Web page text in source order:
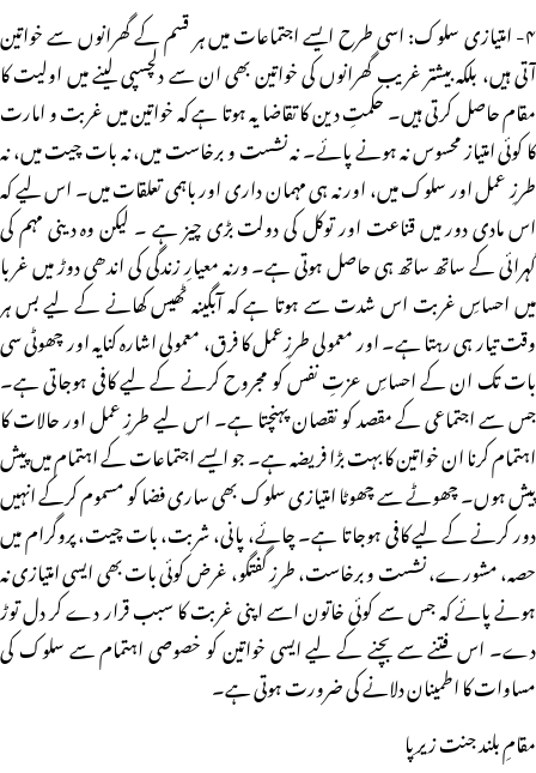
۴- امتیازی سلوک: اسی طرح ایسے اجتماعات میں ہر قسم کے گھرانوں سے خواتین
آتی ہیں، بلکہ بیشتر غریب گھرانوں کی خواتین بھی ان سے دلچسپی لینے میں اولیت کا
مقام حاصل کرتی ہیں۔ حکمتِ دین کا تقاضا یہ ہوتا ہے کہ خواتین میں غربت و امارت
کا کوئی امتیاز محسوس نہ ہونے پائے۔ نہ نشست و برخاست میں، نہ بات چیت میں، نہ
طرزِ عمل اور سلوک میں، اور نہ ہی مہمان داری اور باہمی تعلقات میں۔ اس لیے کہ
اس مادی دور میں قناعت اور توکل کی دولت بڑی چیز ہے ۔ لیکن وہ دینی مہم کی
گہرائی کے ساتھ ساتھ ہی حاصل ہوتی ہے۔ ورنہ معیارِ زندگی کی اندھی دوڑ میں غربا
میں احساسِ غربت اس شدت سے ہوتا ہے کہ آبگینہ ٹھیس کھانے کے لیے بس ہر
وقت تیار ہی رہتا ہے۔ اور معمولی طرزِعمل کا فرق، معمولی اشارہ کنایہ اور چھوٹی سی
بات تک ان کے احساسِ عزتِ نفس کو مجروح کرنے کے لیے کافی ہوجاتی ہے۔
جس سے اجتماعی کے مقصد کو نقصان پہنچتا ہے۔ اس لیے طرزِ عمل اور حالات کا
اہتمام کرنا ان خواتین کا بہت بڑا فریضہ ہے۔ جو ایسے اجتماعات کے اہتمام میں پیش
پیش ہوں۔ چھوٹے سے چھوٹا امتیازی سلوک بھی ساری فضا کو مسموم کرکے انہیں
دور کرنے کے لیے کافی ہوجاتا ہے۔ چائے، پانی، شربت، بات چیت، پروگرام میں
حصہ، مشورے، نشست و برخاست، طرزِ گفتگو، غرض کوئی بات بھی ایسی امتیازی نہ
ہونے پائے کہ جس سے کوئی خاتون اسے اپنی غربت کا سبب قرار دے کر دل توڑ
دے۔ اس فتنے سے بچنے کے لیے ایسی خواتین کو خصوصی اہتمام سے سلوک کی
مساوات کا اطمینان دلانے کی ضرورت ہوتی ہے۔
مقامِ بلند جنت زیر ِپا